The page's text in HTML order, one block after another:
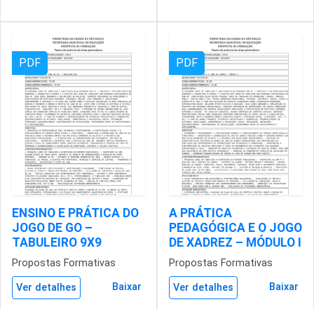
PDF
ENSINO E PRÁTICA DO
JOGO DE GO –
TABULEIRO 9X9
Propostas Formativas
Ver detalhes Baixar
PDF
A PRÁTICA
PEDAGÓGICA E O JOGO
DE XADREZ – MÓDULO I
Propostas Formativas
Ver detalhes Baixar